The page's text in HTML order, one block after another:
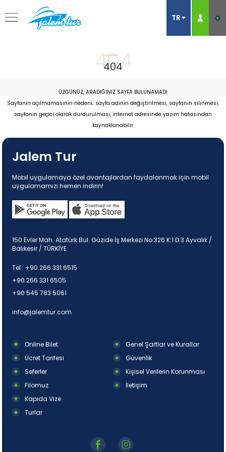
404
404
ÜZGÜNÜZ, ARADIĞINIZ SAYFA BULUNAMADI
Sayfanın açılmamasının nedeni; sayfa adının değiştirilmesi, sayfanın silinmesi,
sayfanın geçici olarak durdurulması, internet adresinde yazım hatasından
kaynaklanabilir.
Jalem Tur
Mobil uygulamaya özel avantajlardan faydalanmak için mobil
uygulamamızı hemen indirin!
150 Evler Mah. Atatürk Bul. Güzide İş Merkezi No:326 K:1 D:3 Ayvalık /
Balıkesir / TÜRKİYE
Tel : +90 266 331 6515
+90 266 331 6505
+90 545 783 5061
info@jalemtur.com
Online Bilet
Ücret Tarifesi
Seferler
Filomuz
Kapıda Vize
Turlar
Genel Şartlar ve Kurallar
Güvenlik
Kişisel Verilerin Korunması
İletişim